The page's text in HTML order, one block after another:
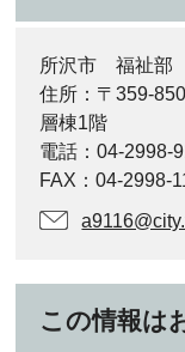
所沢市 福祉部
住所：〒359-
層棟1階
電話：04-2998-
FAX：04-2998-
この情報は